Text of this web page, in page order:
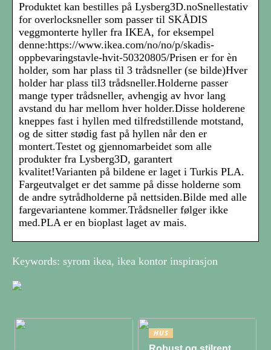
Produktet kan bestilles på Lysberg3D.noSnellestativ
for overlocksneller som passer til SKÅDIS
veggmonterte hyller fra IKEA, for eksempel
denne:https://www.ikea.com/no/no/p/skadis-
oppbevaringstavle-hvit-50320805/Prisen er for èn
holder, som har plass til 3 trådsneller (se bilde)Hver
holder har plass til3 trådsneller.Holderne passer
mange typer trådsneller, avhengig av hvor lang
avstand du har mellom hver holder.Disse holderene
kneppes fast i hyllen med tilfredstillende motstand,
og de sitter stødig fast på hyllen når den er
montert.Testet og gjennomarbeidet som alle
produkter fra Lysberg3D, garantert
kvalitet!Varianten på bildene er laget i Turkis PLA.
Fargeutvalget er det samme på disse holderne som
de andre sytrådholderne på nettsiden.Bilde med alle
fargevariantene kommer.Trådsneller følger ikke
med.PLA er en bioplast laget av mais.
Keywords: syrom ikea, ikea kontor inspirasjon
HUS